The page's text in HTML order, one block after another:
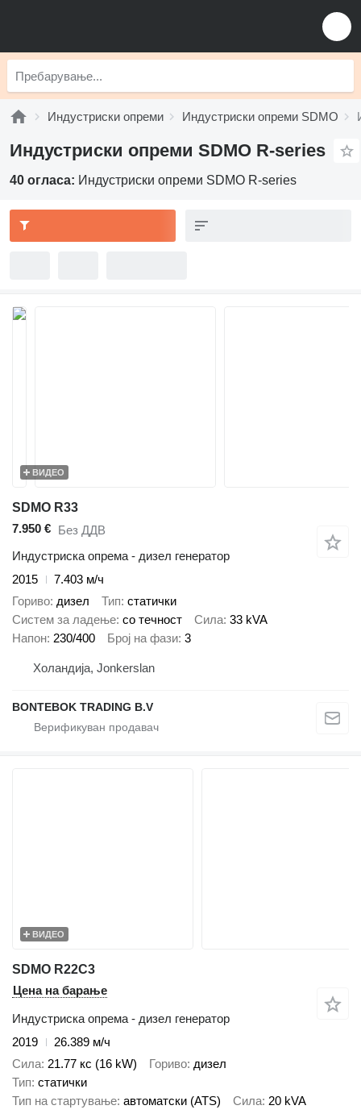
Индустриски опреми Индустриски опреми SDMO
Индустриски опреми SDMO R-series
40 огласа: Индустриски опреми SDMO R-series
ВИДЕО
SDMO R33
7.950 € Без ДДВ
Индустриска опрема - дизел генератор
2015
7.403 м/ч
Гориво дизел Тип статички
Систем за ладење со течност Сила 33 kVA
Напон 230/400 Број на фази 3
Холандија, Jonkerslan
BONTEBOK TRADING B.V
ВИДЕО
SDMO R22C3
Цена на барање
Индустриска опрема - дизел генератор
2019
26.389 м/ч
Сила 21.77 кс (16 kW) Гориво дизел
Тип статички
Тип на стартување автоматски (ATS) Сила 20 kVA